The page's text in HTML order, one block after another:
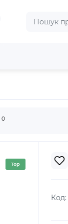
0
Top
Код: